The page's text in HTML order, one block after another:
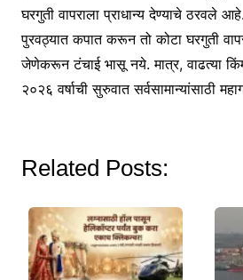
घरगुती वापराला प्राधान्य देण्याचे ठरवले
पुरवठ्यात कपात करून तो कोटा घरगुती
जेणेकरून टंचाई भासू नये. मात्र, वाढत्या
२०२६ वर्षाची सुरुवात सर्वसामान्यांसाठी
Related Posts: